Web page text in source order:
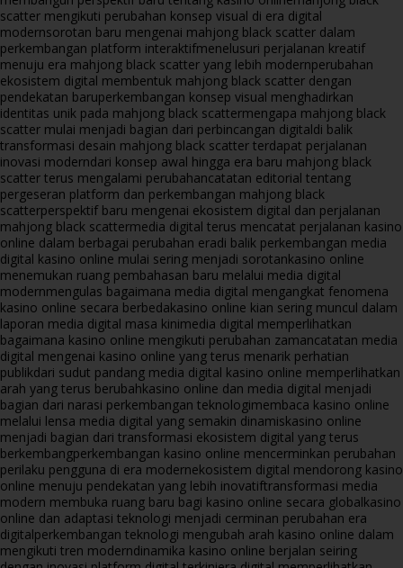
scatter mengikuti perubahan konsep visual di era digital
modernsorotan baru mengenai mahjong black scatter dalam
perkembangan platform interaktifmenelusuri perjalanan kreatif
menuju era mahjong black scatter yang lebih modernperubahan
ekosistem digital membentuk mahjong black scatter dengan
pendekatan baruperkembangan konsep visual menghadirkan
identitas unik pada mahjong black scattermengapa mahjong black
scatter mulai menjadi bagian dari perbincangan digitaldi balik
transformasi desain mahjong black scatter terdapat perjalanan
inovasi moderndari konsep awal hingga era baru mahjong black
scatter terus mengalami perubahancatatan editorial tentang
pergeseran platform dan perkembangan mahjong black
scatterperspektif baru mengenai ekosistem digital dan perjalanan
mahjong black scattermedia digital terus mencatat perjalanan kasino
online dalam berbagai perubahan eradi balik perkembangan media
digital kasino online mulai sering menjadi sorotankasino online
menemukan ruang pembahasan baru melalui media digital
modernmengulas bagaimana media digital mengangkat fenomena
kasino online secara berbedakasino online kian sering muncul dalam
laporan media digital masa kinimedia digital memperlihatkan
bagaimana kasino online mengikuti perubahan zamancatatan media
digital mengenai kasino online yang terus menarik perhatian
publikdari sudut pandang media digital kasino online memperlihatkan
arah yang terus berubahkasino online dan media digital menjadi
bagian dari narasi perkembangan teknologimembaca kasino online
melalui lensa media digital yang semakin dinamiskasino online
menjadi bagian dari transformasi ekosistem digital yang terus
berkembangperkembangan kasino online mencerminkan perubahan
perilaku pengguna di era modernekosistem digital mendorong kasino
online menuju pendekatan yang lebih inovatiftransformasi media
modern membuka ruang baru bagi kasino online secara globalkasino
online dan adaptasi teknologi menjadi cerminan perubahan era
digitalperkembangan teknologi mengubah arah kasino online dalam
mengikuti tren moderndinamika kasino online berjalan seiring